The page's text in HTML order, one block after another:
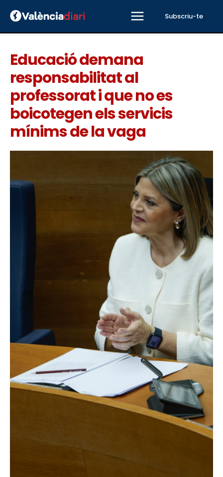
Subscriu-te
Educació demana
responsabilitat al
professorat i que no es
boicotegen els servicis
mínims de la vaga